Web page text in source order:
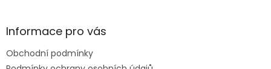
aInformace pro vás
Obchodní podmínky